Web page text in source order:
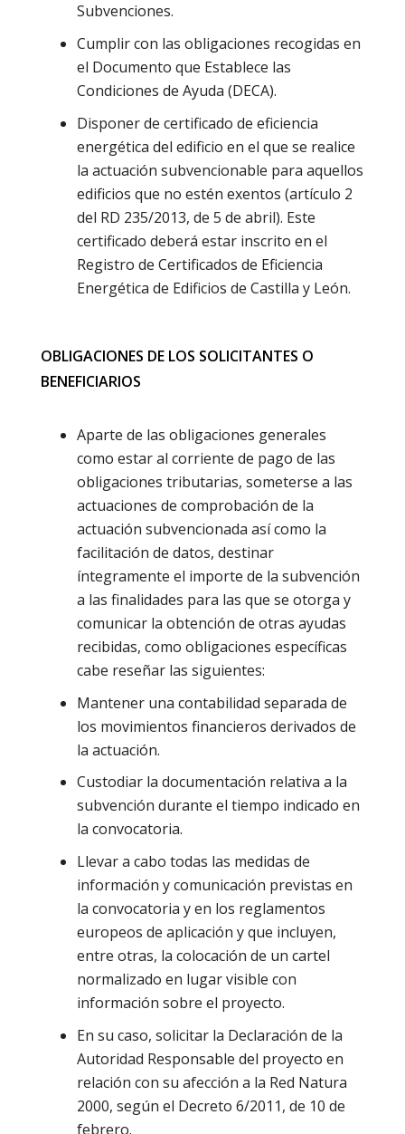
Subvenciones.
Cumplir con las obligaciones recogidas en
el Documento que Establece las
Condiciones de Ayuda (DECA).
Disponer de certificado de eficiencia
energética del edificio en el que se realice
la actuación subvencionable para aquellos
edificios que no estén exentos (artículo 2
del RD 235/2013, de 5 de abril). Este
certificado deberá estar inscrito en el
Registro de Certificados de Eficiencia
Energética de Edificios de Castilla y León.
OBLIGACIONES DE LOS SOLICITANTES O
BENEFICIARIOS
Aparte de las obligaciones generales
como estar al corriente de pago de las
obligaciones tributarias, someterse a las
actuaciones de comprobación de la
actuación subvencionada así como la
facilitación de datos, destinar
íntegramente el importe de la subvención
a las finalidades para las que se otorga y
comunicar la obtención de otras ayudas
recibidas, como obligaciones específicas
cabe reseñar las siguientes:
Mantener una contabilidad separada de
los movimientos financieros derivados de
la actuación.
Custodiar la documentación relativa a la
subvención durante el tiempo indicado en
la convocatoria.
Llevar a cabo todas las medidas de
información y comunicación previstas en
la convocatoria y en los reglamentos
europeos de aplicación y que incluyen,
entre otras, la colocación de un cartel
normalizado en lugar visible con
información sobre el proyecto.
En su caso, solicitar la Declaración de la
Autoridad Responsable del proyecto en
relación con su afección a la Red Natura
2000, según el Decreto 6/2011, de 10 de
febrero.